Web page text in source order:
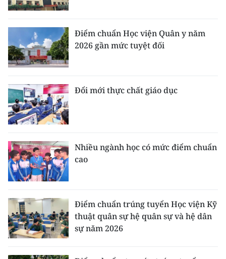
Điểm chuẩn Học viện Quân y năm
2026 gần mức tuyệt đối
Đổi mới thực chất giáo dục
Nhiều ngành học có mức điểm chuẩn
cao
Điểm chuẩn trúng tuyển Học viện Kỹ
thuật quân sự hệ quân sự và hệ dân
sự năm 2026